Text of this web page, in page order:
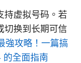
持虚拟号码。若
切换到长期可信
強攻略！一篇搞
全面指南